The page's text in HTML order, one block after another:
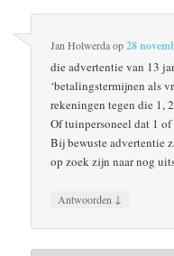
Jan Holwerdaop28
die advertentie van 13
‘betalingstermijnen als
rekeningen tegen die 1,
Of tuinpersoneel dat 1
Bij bewuste advertentie
op zoek zijn naar nog
Antwoorden ↓